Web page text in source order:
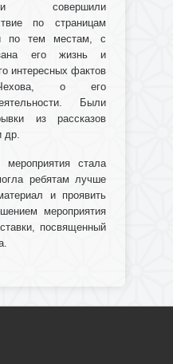
совершили
по страницам
по тем местам, с
его жизнь и
интересных фактов
о его
Были
из рассказов
др.
стала
ребятам лучше
и проявить
мероприятия
посвященный